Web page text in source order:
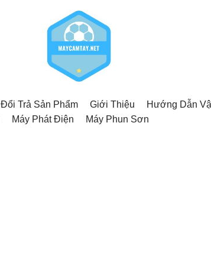
Đổi Trả Sản Phẩm Giới Thiệu Hướng Dẫn
Máy Phát Điện Máy Phun Sơn